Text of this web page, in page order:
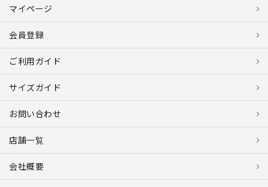
マイページ
会員登録
ご利用ガイド
サイズガイド
お問い合わせ
店舗一覧
会社概要